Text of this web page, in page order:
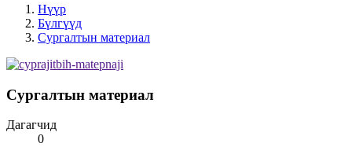
Нүүр
Бүлгүүд
Сургалтын материал
Сургалтын материал
Дагагчид
0